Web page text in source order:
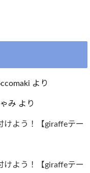
より
み より
けよう！【giraffeテー
けよう！【giraffeテー